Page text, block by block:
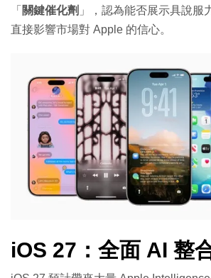
「 關鍵催化劑 」，認為能否展示具說服
直接影響市場對 Apple 的信心。
iOS 27：全面 AI 整